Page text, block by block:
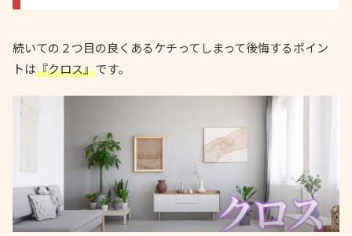
続いての２つ目の良くあるケチってしまって後悔するポイン
トは『クロス』です。